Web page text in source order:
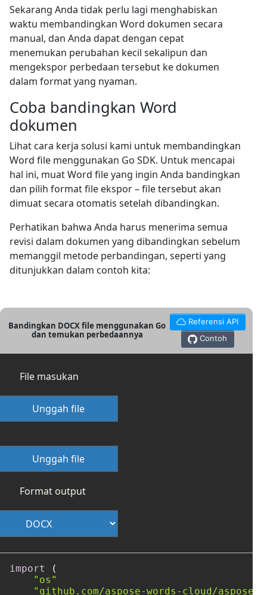
Sekarang Anda tidak perlu lagi menghabiskan
waktu membandingkan Word dokumen secara
manual, dan Anda dapat dengan cepat
menemukan perubahan kecil sekalipun dan
mengekspor perbedaan tersebut ke dokumen
dalam format yang nyaman.
Coba bandingkan Word
dokumen
Lihat cara kerja solusi kami untuk membandingkan
Word file menggunakan Go SDK. Untuk mencapai
hal ini, muat Word file yang ingin Anda bandingkan
dan pilih format file ekspor – file tersebut akan
dimuat secara otomatis setelah dibandingkan.
Perhatikan bahwa Anda harus menerima semua
revisi dalam dokumen yang dibandingkan sebelum
memanggil metode perbandingan, seperti yang
ditunjukkan dalam contoh kita:
Bandingkan DOCX file menggunakan Go
dan temukan perbedaannya
Referensi API
Contoh
File masukan
Unggah file
Unggah file
Format output
import
(
"os"
"github.com/aspose-words-cloud/